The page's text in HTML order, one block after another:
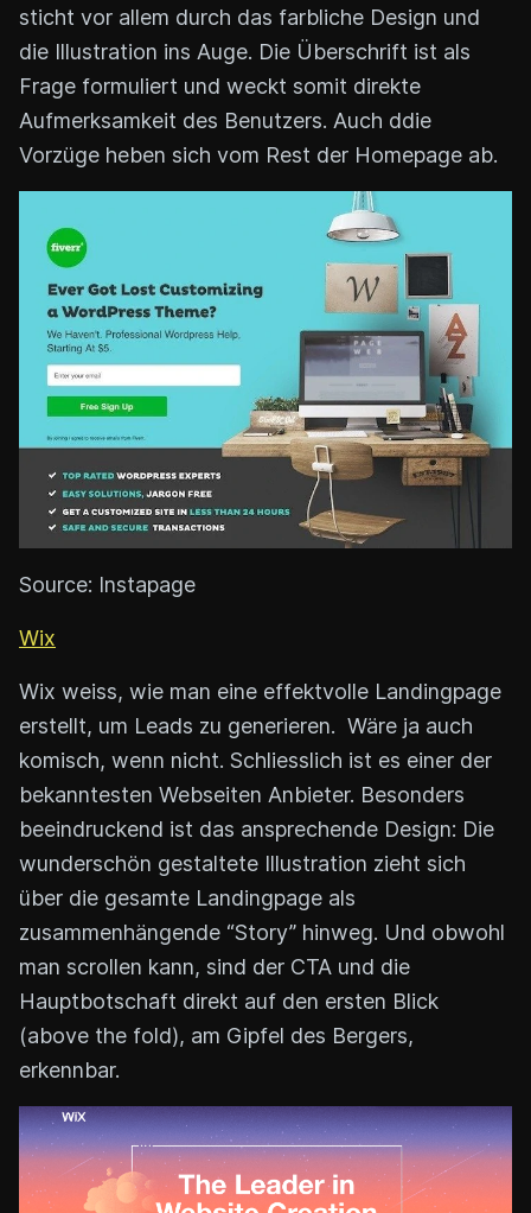
sticht vor allem durch das farbliche Design und
die Illustration ins Auge. Die Überschrift ist als
Frage formuliert und weckt somit direkte
Aufmerksamkeit des Benutzers. Auch ddie
Vorzüge heben sich vom Rest der Homepage ab.
Source: Instapage
Wix
Wix weiss, wie man eine effektvolle Landingpage
erstellt, um Leads zu generieren. Wäre ja auch
komisch, wenn nicht. Schliesslich ist es einer der
bekanntesten Webseiten Anbieter. Besonders
beeindruckend ist das ansprechende Design: Die
wunderschön gestaltete Illustration zieht sich
über die gesamte Landingpage als
zusammenhängende “Story” hinweg. Und obwohl
man scrollen kann, sind der CTA und die
Hauptbotschaft direkt auf den ersten Blick
(above the fold), am Gipfel des Bergers,
erkennbar.